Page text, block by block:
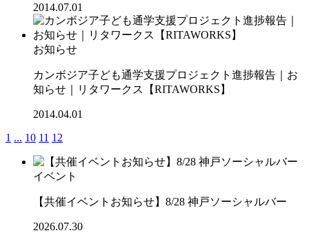
2014.07.01
お知らせ
カンボジア子ども通学支援プロジェクト進捗報告｜お
知らせ｜リタワークス【RITAWORKS】
2014.04.01
1 ... 10 11 12
イベント
【共催イベントお知らせ】8/28 神戸ソーシャルバー
2026.07.30